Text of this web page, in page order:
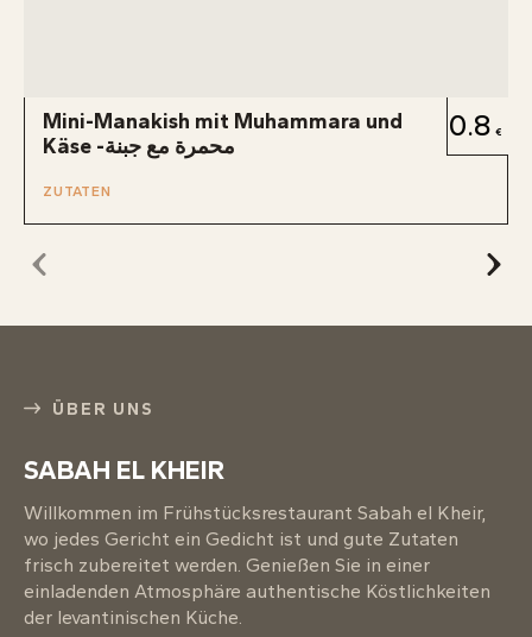
Mini-Manakish mit Muhammara und
Käse -محمرة مع جبنة
0.8
ZUTATEN
ÜBER UNS
SABAH EL KHEIR
Willkommen im Frühstücksrestaurant Sabah el Kheir,
wo jedes Gericht ein Gedicht ist und gute Zutaten
frisch zubereitet werden. Genießen Sie in einer
einladenden Atmosphäre authentische Köstlichkeiten
der levantinischen Küche.